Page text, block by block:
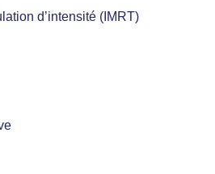
d’intensité (IMRT)